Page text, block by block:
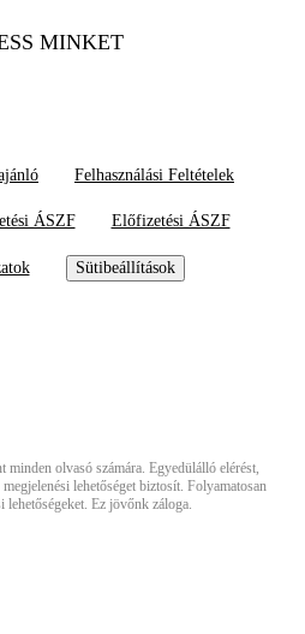
MINKET
Felhasználási Feltételek
ÁSZF Előfizetési ÁSZF
Sütibeállítások
olvasó számára. Egyedülálló elérést,
lehetőséget biztosít. Folyamatosan
Ez jövőnk záloga.